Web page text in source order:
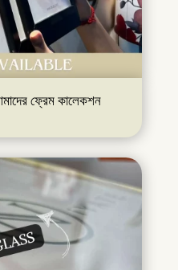
ফ্রেম কালেকশন